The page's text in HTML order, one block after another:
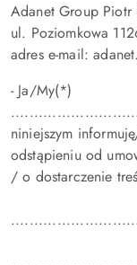
Adanet Group Piotr
ul. Poziomkowa
adres e-mail:
- Ja/My(*)
niniejszym
odstąpieniu od
/ o dostarczenie